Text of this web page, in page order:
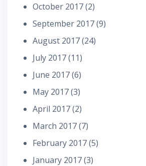
October 2017(2)
September 2017(9)
August 2017(24)
July 2017(11)
June 2017(6)
May 2017(3)
April 2017(2)
March 2017(7)
February 2017(5)
January 2017(3)